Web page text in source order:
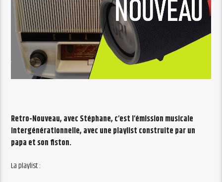
Retro-Nouveau, avec Stéphane, c’est l’émission musicale
intergénérationnelle, avec une playlist construite par un
papa et son fiston.
La playlist :